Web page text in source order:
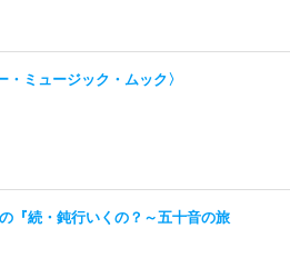
・ミュージック・ムック〉
『続・鈍行いくの？～五十音の旅